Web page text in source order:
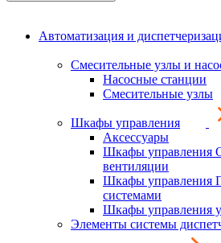
Автоматизация и
Смесительные узлы и
Насосные станции
Смесительные узлы
Шкафы управления
Аксессуары
Шкафы управления
вентиляции
Шкафы управления
системами
Шкафы управления
Элементы системы